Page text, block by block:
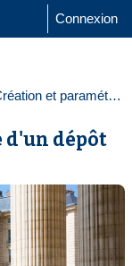
Connexion
8 - Création et paramétrage d'un dépôt de devoirs
d'un dépôt